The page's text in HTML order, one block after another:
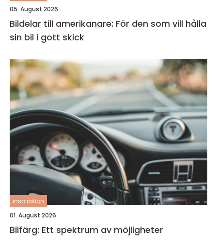
05. August 2026
Bildelar till amerikanare: För den som vill hålla
sin bil i gott skick
inspiration
01. August 2026
Bilfärg: Ett spektrum av möjligheter